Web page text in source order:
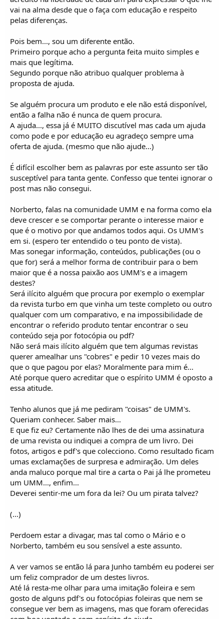
vai na alma desde que o faça com educação e respeito
pelas diferenças.
Pois bem..., sou um diferente então.
Primeiro porque acho a pergunta feita muito simples e
mais que legítima.
Segundo porque não atribuo qualquer problema à
proposta de ajuda.
Se alguém procura um produto e ele não está disponível,
então a falha não é nunca de quem procura.
A ajuda..., essa já é MUITO discutível mas cada um ajuda
como pode e por educação eu agradeço sempre uma
oferta de ajuda. (mesmo que não ajude...)
É difícil escolher bem as palavras por este assunto ser tão
susceptível para tanta gente. Confesso que tentei ignorar o
post mas não consegui.
Norberto, falas na comunidade UMM e na forma como ela
deve crescer e se comportar perante o interesse maior e
que é o motivo por que andamos todos aqui. Os UMM's
em si. (espero ter entendido o teu ponto de vista).
Mas sonegar informação, conteúdos, publicações (ou o
que for) será a melhor forma de contribuir para o bem
maior que é a nossa paixão aos UMM's e a imagem
destes?
Será ilícito alguém que procura por exemplo o exemplar
da revista turbo em que vinha um teste completo ou outro
qualquer com um comparativo, e na impossibilidade de
encontrar o referido produto tentar encontrar o seu
conteúdo seja por fotocópia ou pdf?
Não será mais ilícito alguém que tem algumas revistas
querer amealhar uns "cobres" e pedir 10 vezes mais do
que o que pagou por elas? Moralmente para mim é...
Até porque quero acreditar que o espírito UMM é oposto a
essa atitude.
Tenho alunos que já me pediram "coisas" de UMM's.
Queriam conhecer. Saber mais...
E que fiz eu? Certamente não lhes de dei uma assinatura
de uma revista ou indiquei a compra de um livro. Dei
fotos, artigos e pdf's que colecciono. Como resultado ficam
umas exclamações de surpresa e admiração. Um deles
anda maluco porque mal tire a carta o Pai já lhe prometeu
um UMM..., enfim...
Deverei sentir-me um fora da lei? Ou um pirata talvez?
(...)
Perdoem estar a divagar, mas tal como o Mário e o
Norberto, também eu sou sensível a este assunto.
A ver vamos se então lá para Junho também eu poderei ser
um feliz comprador de um destes livros.
Até lá resta-me olhar para uma imitação foleira e sem
gosto de alguns pdf's ou fotocópias foleiras que nem se
consegue ver bem as imagens, mas que foram oferecidas